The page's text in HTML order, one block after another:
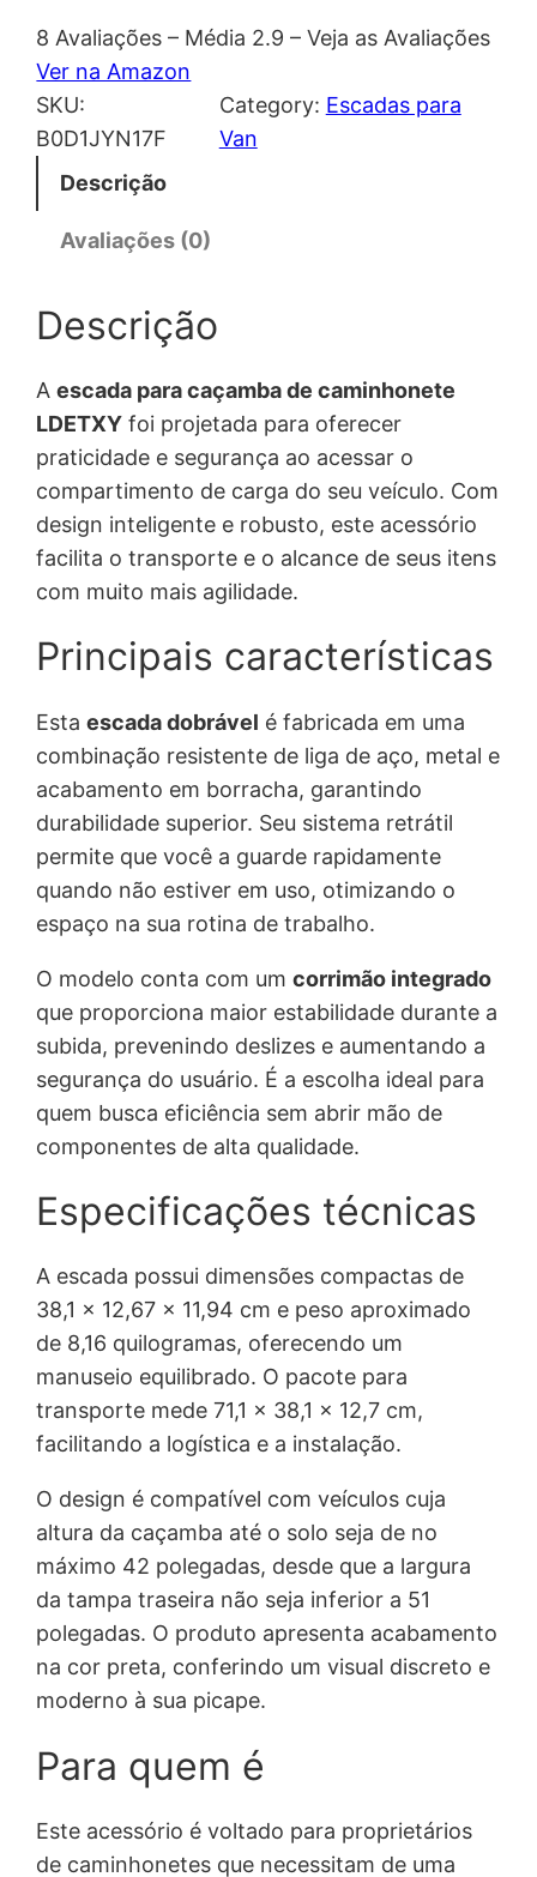
8 Avaliações – Média 2.9 – Veja as Avaliações
Ver na Amazon
SKU:
B0D1JYN17F
Category: Escadas para
Van
Descrição
Avaliações (0)
Descrição
Aescada para caçamba de caminhonete
LDETXY foi projetada para oferecer
praticidade e segurança ao acessar o
compartimento de carga do seu veículo. Com
design inteligente e robusto, este acessório
facilita o transporte e o alcance de seus itens
com muito mais agilidade.
Principais características
Estaescada dobrável é fabricada em uma
combinação resistente de liga de aço, metal e
acabamento em borracha, garantindo
durabilidade superior. Seu sistema retrátil
permite que você a guarde rapidamente
quando não estiver em uso, otimizando o
espaço na sua rotina de trabalho.
O modelo conta com umcorrimão integrado
que proporciona maior estabilidade durante a
subida, prevenindo deslizes e aumentando a
segurança do usuário. É a escolha ideal para
quem busca eficiência sem abrir mão de
componentes de alta qualidade.
Especificações técnicas
A escada possui dimensões compactas de
38,1 x 12,67 x 11,94 cm e peso aproximado
de 8,16 quilogramas, oferecendo um
manuseio equilibrado. O pacote para
transporte mede 71,1 x 38,1 x 12,7 cm,
facilitando a logística e a instalação.
O design é compatível com veículos cuja
altura da caçamba até o solo seja de no
máximo 42 polegadas, desde que a largura
da tampa traseira não seja inferior a 51
polegadas. O produto apresenta acabamento
na cor preta, conferindo um visual discreto e
moderno à sua picape.
Para quem é
Este acessório é voltado para proprietários
de caminhonetes que necessitam de uma